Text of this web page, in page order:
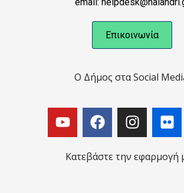
Επικοινωνία
Ο Δήμος στα Social
Κατεβάστε την εφαρμογή